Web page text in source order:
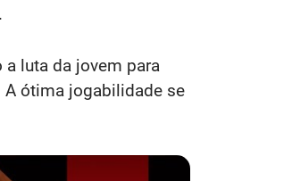
a luta da jovem para
A ótima jogabilidade se